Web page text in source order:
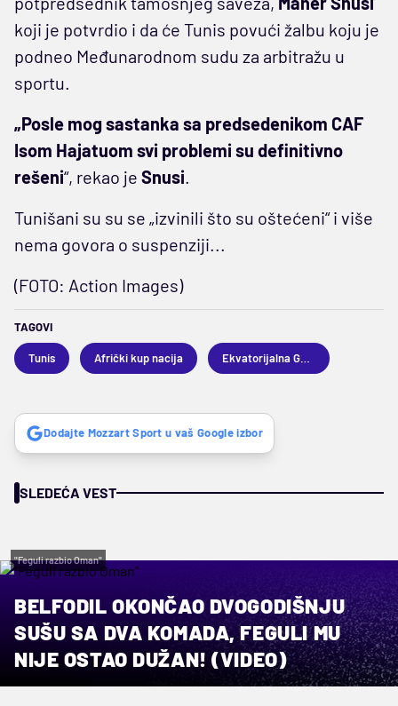
koji je potvrdio i da će Tunis povući žalbu koju je
podneo Međunarodnom sudu za arbitražu u
sportu.
„Posle mog sastanka sa predsedenikom CAF
Isom Hajatuom svi problemi su definitivno
rešeni“, rekao je Snusi.
Tunišani su su se „izvinili što su oštećeni“ i više
nema govora o suspenziji...
(FOTO: Action Images)
TAGOVI
Tunis Afrički kup nacija
Dodajte Mozzart Sport u vaš Google izbor
SLEDEĆA VEST
"Feguli razbio Oman"
BELFODIL OKONČAO DVOGODIŠNJU
SUŠU SA DVA KOMADA, FEGULI MU
NIJE OSTAO DUŽAN! (VIDEO)